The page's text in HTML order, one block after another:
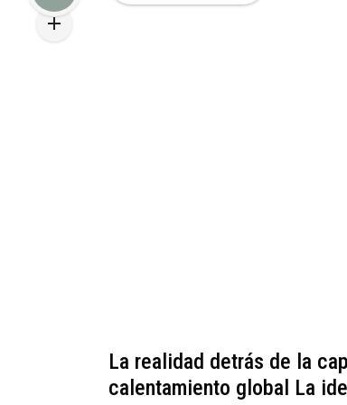
La realidad detrás de la
calentamiento global La